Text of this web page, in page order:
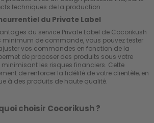
techniques de la production.
du Private Label
du service Private Label de Cocorikush
minimum de commande, vous pouvez tester
vos commandes en fonction de la
de proposer des produits sous votre
les risques financiers. Cette
de renforcer la fidélité de votre clientèle, en
à des produits de haute qualité.
choisir Cocorikush ?